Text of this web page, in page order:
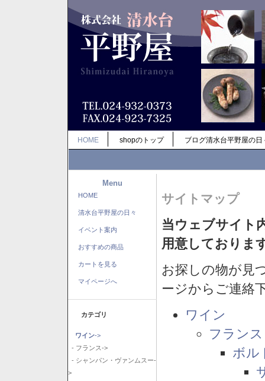
HOME shopのトップ ブログ清水台平野屋の日
Menu
HOME
清水台平野屋の日々
イベント案内
おすすめの商品
カートを見る
マイページへ
カテゴリ
ワイン->
- フランス->
- シャンパン・ヴァンムスー-
>
サイトマップ
当ウェブサイト
用意しておりま
お探しの物が見
ージからご連絡
ワイン
フランス
ボル